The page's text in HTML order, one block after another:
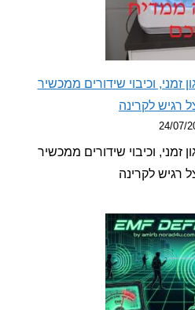
שידורים ממכשיר
שידורים ממכשיר